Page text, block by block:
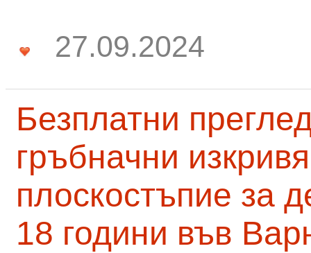
27.09.2024
Безплатни
гръбначни
плоскостъпие за
18 години във